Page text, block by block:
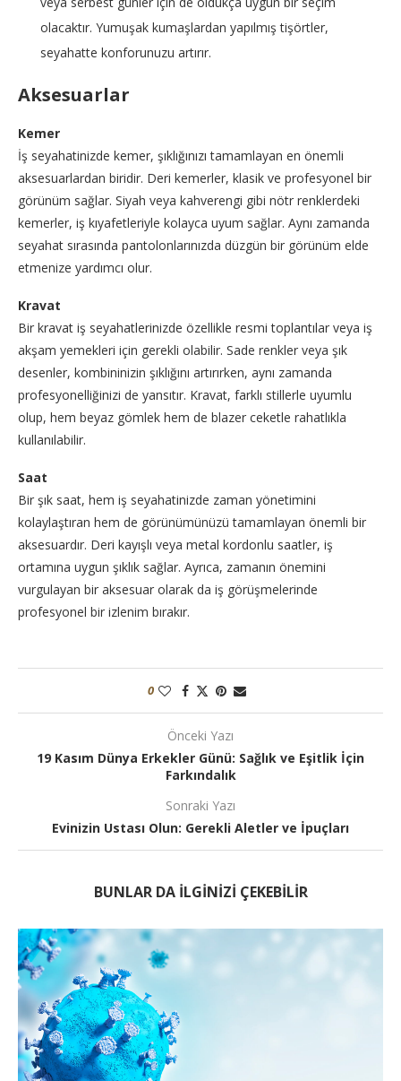
olacaktır. Yumuşak kumaşlardan yapılmış tişörtler,
seyahatte konforunuzu artırır.
Aksesuarlar
Kemer
İş seyahatinizde kemer, şıklığınızı tamamlayan en önemli
aksesuarlardan biridir. Deri kemerler, klasik ve profesyonel bir
görünüm sağlar. Siyah veya kahverengi gibi nötr renklerdeki
kemerler, iş kıyafetleriyle kolayca uyum sağlar. Aynı zamanda
seyahat sırasında pantolonlarınızda düzgün bir görünüm elde
etmenize yardımcı olur.
Kravat
Bir kravat iş seyahatlerinizde özellikle resmi toplantılar veya iş
akşam yemekleri için gerekli olabilir. Sade renkler veya şık
desenler, kombininizin şıklığını artırırken, aynı zamanda
profesyonelliğinizi de yansıtır. Kravat, farklı stillerle uyumlu
olup, hem beyaz gömlek hem de blazer ceketle rahatlıkla
kullanılabilir.
Saat
Bir şık saat, hem iş seyahatinizde zaman yönetimini
kolaylaştıran hem de görünümünüzü tamamlayan önemli bir
aksesuardır. Deri kayışlı veya metal kordonlu saatler, iş
ortamına uygun şıklık sağlar. Ayrıca, zamanın önemini
vurgulayan bir aksesuar olarak da iş görüşmelerinde
profesyonel bir izlenim bırakır.
0
Önceki Yazı
19 Kasım Dünya Erkekler Günü: Sağlık ve Eşitlik İçin
Farkındalık
Sonraki Yazı
Evinizin Ustası Olun: Gerekli Aletler ve İpuçları
BUNLAR DA ILGINIZI ÇEKEBILIR